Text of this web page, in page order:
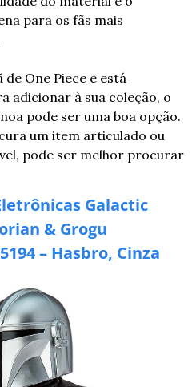
para os fãs mais
One Piece e está
adicionar à sua coleção, o
pode ser uma boa opção.
um item articulado ou
pode ser melhor procurar
Galactic
& Grogu
– Hasbro, Cinza